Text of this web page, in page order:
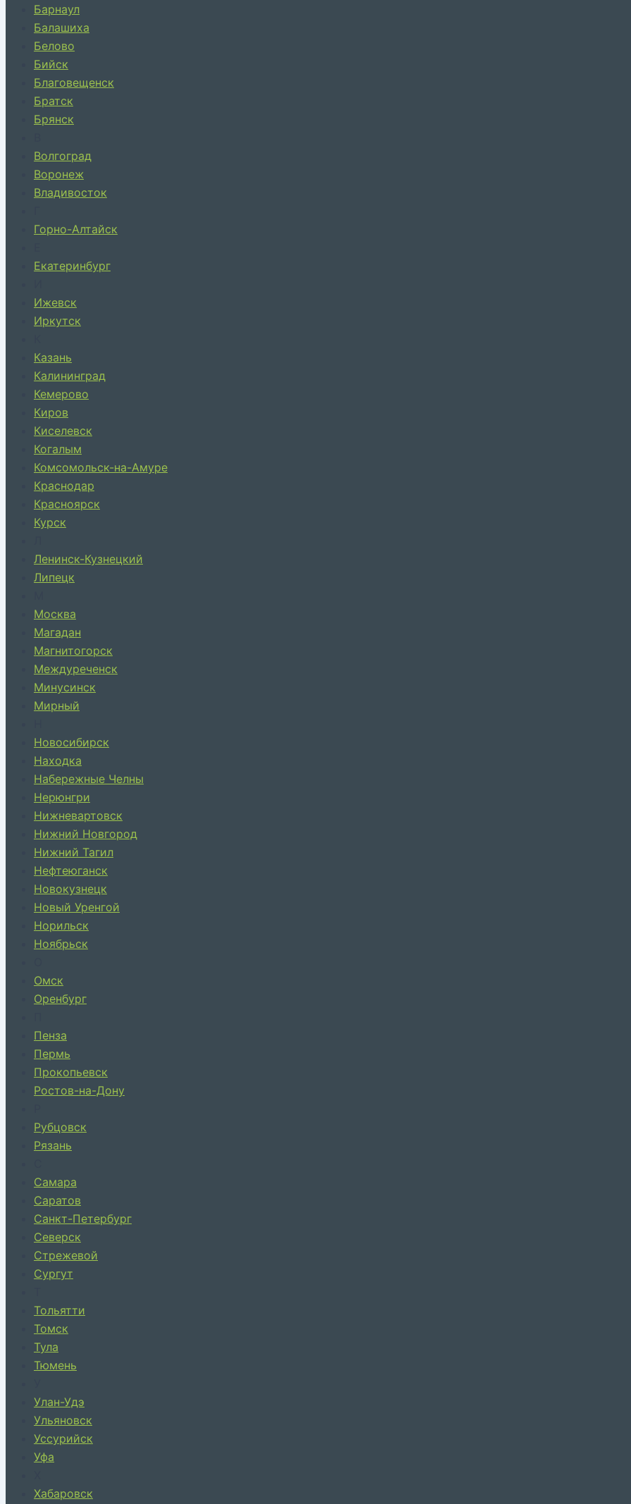
Барнаул
Балашиха
Белово
Бийск
Благовещенск
Братск
Брянск
Волгоград
Воронеж
Владивосток
Горно-Алтайск
Екатеринбург
Ижевск
Иркутск
Казань
Калининград
Кемерово
Киров
Киселевск
Когалым
Комсомольск-на-Амуре
Краснодар
Красноярск
Курск
Ленинск-Кузнецкий
Липецк
Москва
Магадан
Магнитогорск
Междуреченск
Минусинск
Мирный
Новосибирск
Находка
Набережные Челны
Нерюнгри
Нижневартовск
Нижний Новгород
Нижний Тагил
Нефтеюганск
Новокузнецк
Новый Уренгой
Норильск
Ноябрьск
Омск
Оренбург
Пенза
Пермь
Прокопьевск
Ростов-на-Дону
Рубцовск
Рязань
Самара
Саратов
Санкт-Петербург
Северск
Стрежевой
Сургут
Тольятти
Томск
Тула
Тюмень
Улан-Удэ
Ульяновск
Уссурийск
Уфа
Хабаровск